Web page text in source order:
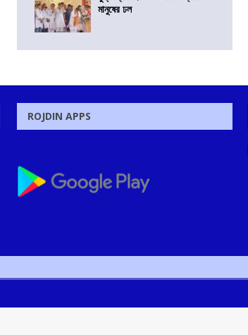
মানুষের ঢল
ROJDIN APPS